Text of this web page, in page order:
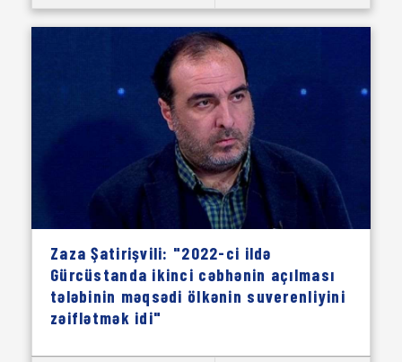
Zaza Şatirişvili: "2022-ci ildə
Gürcüstanda ikinci cəbhənin açılması
tələbinin məqsədi ölkənin suverenliyini
zəiflətmək idi"